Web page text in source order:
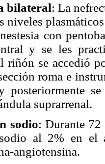
bilateral: La
niveles
con
y se les
riñón se accedió
roma e
posteriormente
suprarrenal.
sodio: Durante 72
al 2% en el
angiotensina.